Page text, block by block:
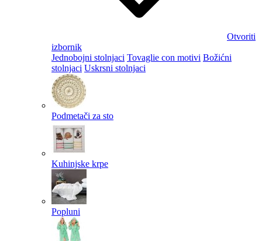
Otvoriti
izbornik
Jednobojni stolnjaci Tovaglie con motivi Božićni
stolnjaci Uskrsni stolnjaci
Podmetači za sto
Kuhinjske krpe
Popluni